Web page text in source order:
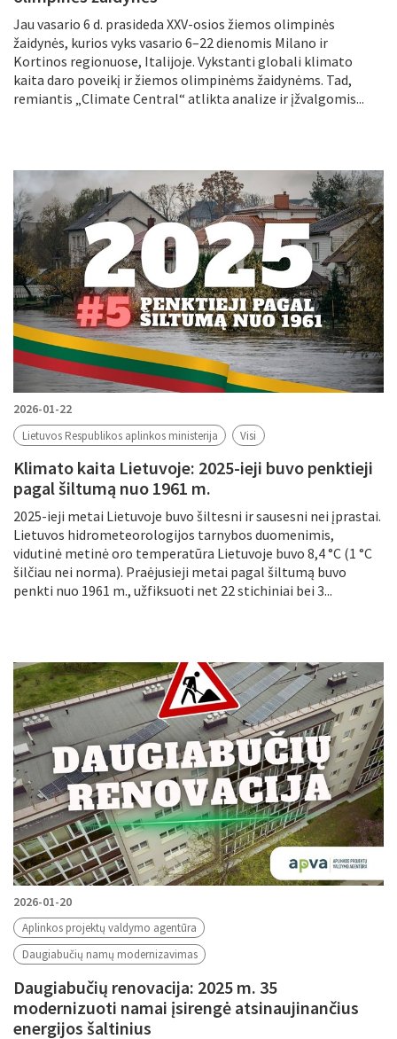
Jau vasario 6 d. prasideda XXV-osios žiemos olimpinės
žaidynės, kurios vyks vasario 6–22 dienomis Milano ir
Kortinos regionuose, Italijoje. Vykstanti globali klimato
kaita daro poveikį ir žiemos olimpinėms žaidynėms. Tad,
remiantis „Climate Central“ atlikta analize ir įžvalgomis...
2026-01-22
Lietuvos Respublikos aplinkos ministerija Visi
Klimato kaita Lietuvoje: 2025-ieji buvo penktieji
pagal šiltumą nuo 1961 m.
2025-ieji metai Lietuvoje buvo šiltesni ir sausesni nei įprastai.
Lietuvos hidrometeorologijos tarnybos duomenimis,
vidutinė metinė oro temperatūra Lietuvoje buvo 8,4 °C (1 °C
šilčiau nei norma). Praėjusieji metai pagal šiltumą buvo
penkti nuo 1961 m., užfiksuoti net 22 stichiniai bei 3...
2026-01-20
Aplinkos projektų valdymo agentūra
Daugiabučių namų modernizavimas
Daugiabučių renovacija: 2025 m. 35
modernizuoti namai įsirengė atsinaujinančius
energijos šaltinius